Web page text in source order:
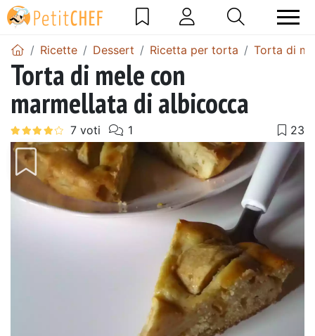
Ricette Dessert Ricetta per torta Torta di
Torta di mele con
marmellata di albicocca